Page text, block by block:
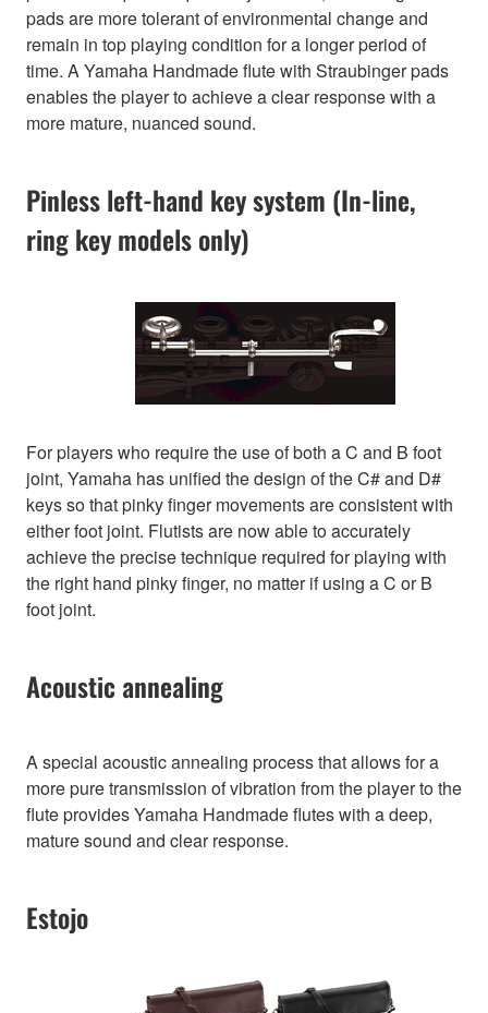
pads are more tolerant of environmental change and
remain in top playing condition for a longer period of
time. A Yamaha Handmade flute with Straubinger pads
enables the player to achieve a clear response with a
more mature, nuanced sound.
Pinless left-hand key system (In-line,
ring key models only)
For players who require the use of both a C and B foot
joint, Yamaha has unified the design of the C# and D#
keys so that pinky finger movements are consistent with
either foot joint. Flutists are now able to accurately
achieve the precise technique required for playing with
the right hand pinky finger, no matter if using a C or B
foot joint.
Acoustic annealing
A special acoustic annealing process that allows for a
more pure transmission of vibration from the player to the
flute provides Yamaha Handmade flutes with a deep,
mature sound and clear response.
Estojo